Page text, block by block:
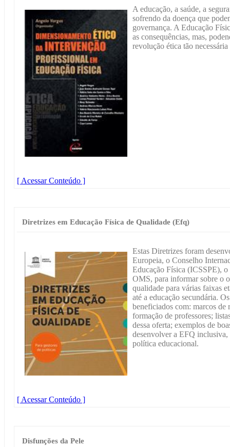
A educação, a saúde, a
sofrendo da doença que
governança. A Educação
as consequências, mas,
revolução ética tão
[ Acessar Conteúdo ]
Diretrizes em Educação Física de Qualidade (Efq)
Estas Diretrizes foram
Europeia, o Conselho
Educação Física (ICSSPE),
OMS, para informar sobre o
qualidade para várias faixas
até a educação secundária.
beneficiados com: marcos de
formação de professores;
dessa oferta; exemplos de
desenvolver a EFQ
política educacional.
[ Acessar Conteúdo ]
Disfunções da Pele